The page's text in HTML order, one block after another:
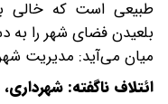
طبیعی است که خالی
بلعیدن فضای شهر را به
میان می‌آید: مدیریت
ائتلاف ناگفته: